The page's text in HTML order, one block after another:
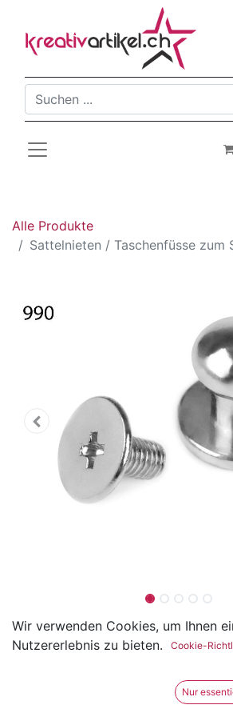
Alle Produkte
Sattelnieten / Taschenfüsse zum
Sattelnieten /
zum Schrauben Ø
Wir verwenden Cookies, um Ihnen
Nutzererlebnis zu bieten.
Cookie-
Nur